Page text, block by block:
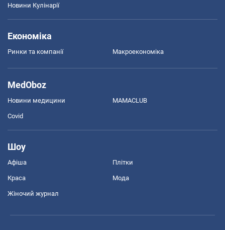
Новини Кулінарії
Економіка
Ринки та компанії Макроекономіка
MedOboz
Новини медицини MAMACLUB
Covid
Шоу
Афіша Плітки
Краса Мода
Жіночий журнал